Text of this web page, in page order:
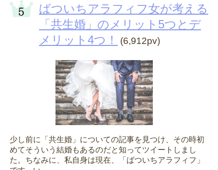
ばついちアラフィフ女が考える
「共生婚」のメリット5つとデ
メリット4つ！
(6,912pv)
少し前に「共生婚」についての記事を見つけ、その時初
めてそういう結婚もあるのだと知ってツイートしまし
た。ちなみに、私自身は現在、「ばついちアラフィフ」